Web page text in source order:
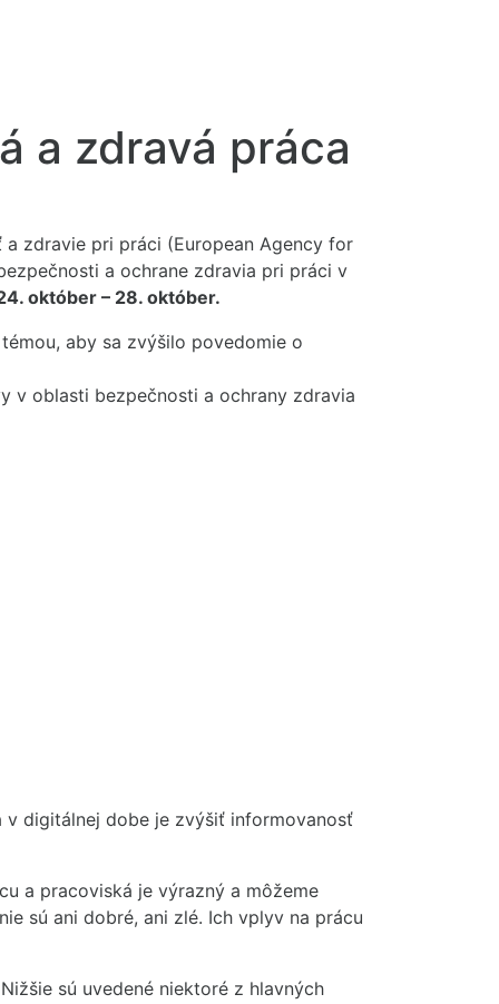
a zdravá práca
zdravie pri práci (European Agency for
a ochrane zdravia pri práci v
október – 28. október.
aby sa zvýšilo povedomie o
v oblasti bezpečnosti a ochrany zdravia
digitálnej dobe je zvýšiť informovanosť
a pracoviská je výrazný a môžeme
sú ani dobré, ani zlé. Ich vplyv na prácu
sú uvedené niektoré z hlavných